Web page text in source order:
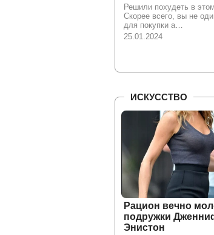
Решили похудеть в
Скорее всего, вы не
для покупки а…
25.01.2024
ИСКУССТВО
Рацион вечно
подружки
Энистон